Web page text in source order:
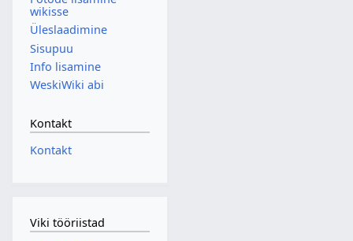
wikisse
Üleslaadimine
Sisupuu
Info lisamine
WeskiWiki abi
Kontakt
Kontakt
Viki tööriistad